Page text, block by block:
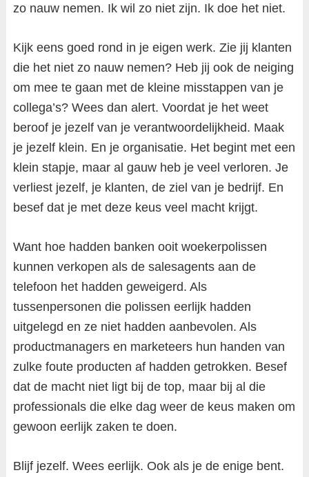
zo nauw nemen. Ik wil zo niet zijn. Ik doe het niet.
Kijk eens goed rond in je eigen werk. Zie jij klanten
die het niet zo nauw nemen? Heb jij ook de neiging
om mee te gaan met de kleine misstappen van je
collega’s? Wees dan alert. Voordat je het weet
beroof je jezelf van je verantwoordelijkheid. Maak
je jezelf klein. En je organisatie. Het begint met een
klein stapje, maar al gauw heb je veel verloren. Je
verliest jezelf, je klanten, de ziel van je bedrijf. En
besef dat je met deze keus veel macht krijgt.
Want hoe hadden banken ooit woekerpolissen
kunnen verkopen als de salesagents aan de
telefoon het hadden geweigerd. Als
tussenpersonen die polissen eerlijk hadden
uitgelegd en ze niet hadden aanbevolen. Als
productmanagers en marketeers hun handen van
zulke foute producten af hadden getrokken. Besef
dat de macht niet ligt bij de top, maar bij al die
professionals die elke dag weer de keus maken om
gewoon eerlijk zaken te doen.
Blijf jezelf. Wees eerlijk. Ook als je de enige bent.